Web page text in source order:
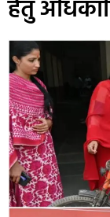
हेतु